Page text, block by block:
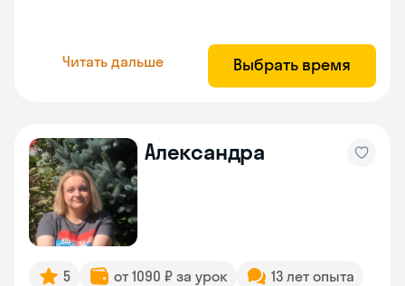
Читать дальше Выбрать время
Александра
5 от 1090 ₽ за урок
13 лет опыта